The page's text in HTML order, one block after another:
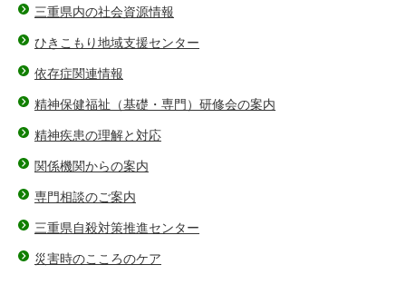
三重県内の社会資源情報
ひきこもり地域支援センター
依存症関連情報
精神保健福祉（基礎・専門）研修会の案内
精神疾患の理解と対応
関係機関からの案内
専門相談のご案内
三重県自殺対策推進センター
災害時のこころのケア